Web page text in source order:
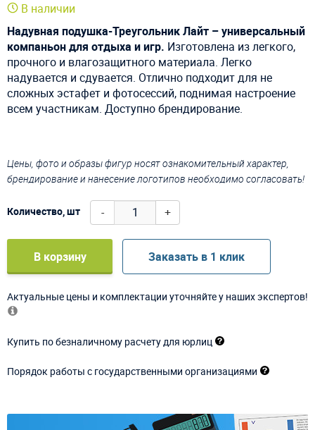
В наличии
Надувная подушка-Треугольник Лайт – универсальный
компаньон для отдыха и игр. Изготовлена из легкого,
прочного и влагозащитного материала. Легко
надувается и сдувается. Отлично подходит для не
сложных эстафет и фотосессий, поднимая настроение
всем участникам. Доступно брендирование.
Цены, фото и образы фигур носят ознакомительный характер,
брендирование и нанесение логотипов необходимо согласовать!
Количество, шт - +
В корзину Заказать в 1 клик
Актуальные цены и комплектации уточняйте у наших экспертов!
Купить по безналичному расчету для юрлиц
Порядок работы с государственными организациями